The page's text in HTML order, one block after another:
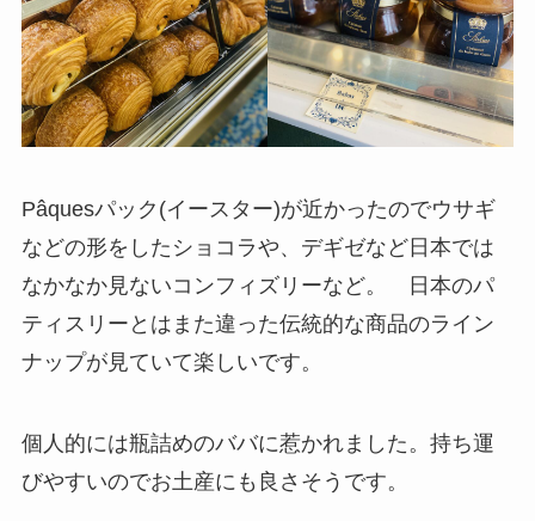
Pâquesパック(イースター)が近かったのでウサギ
などの形をしたショコラや、デギゼなど日本では
なかなか見ないコンフィズリーなど。
日本のパ
ティスリーとはまた違った伝統的な商品のライン
ナップが見ていて楽しいです。
個人的には瓶詰めのババに惹かれました。持ち運
びやすいのでお土産にも良さそうです。